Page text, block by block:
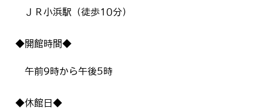
ＪＲ小浜駅（徒歩10分）
◆開館時間◆
午前9時から午後5時
◆休館日◆